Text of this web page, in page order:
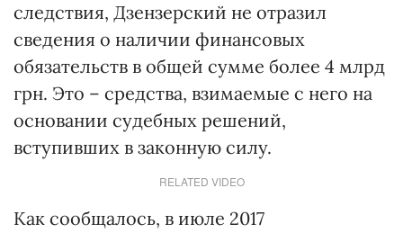
следствия, Дзензерский не отразил
сведения о наличии финансовых
обязательств в общей сумме более 4 млрд
грн. Это – средства, взимаемые с него на
основании судебных решений,
вступивших в законную силу.
RELATED VIDEO
Как сообщалось, в июле 2017